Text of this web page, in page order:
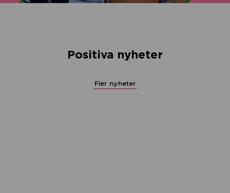
Positiva nyheter
Fler nyheter